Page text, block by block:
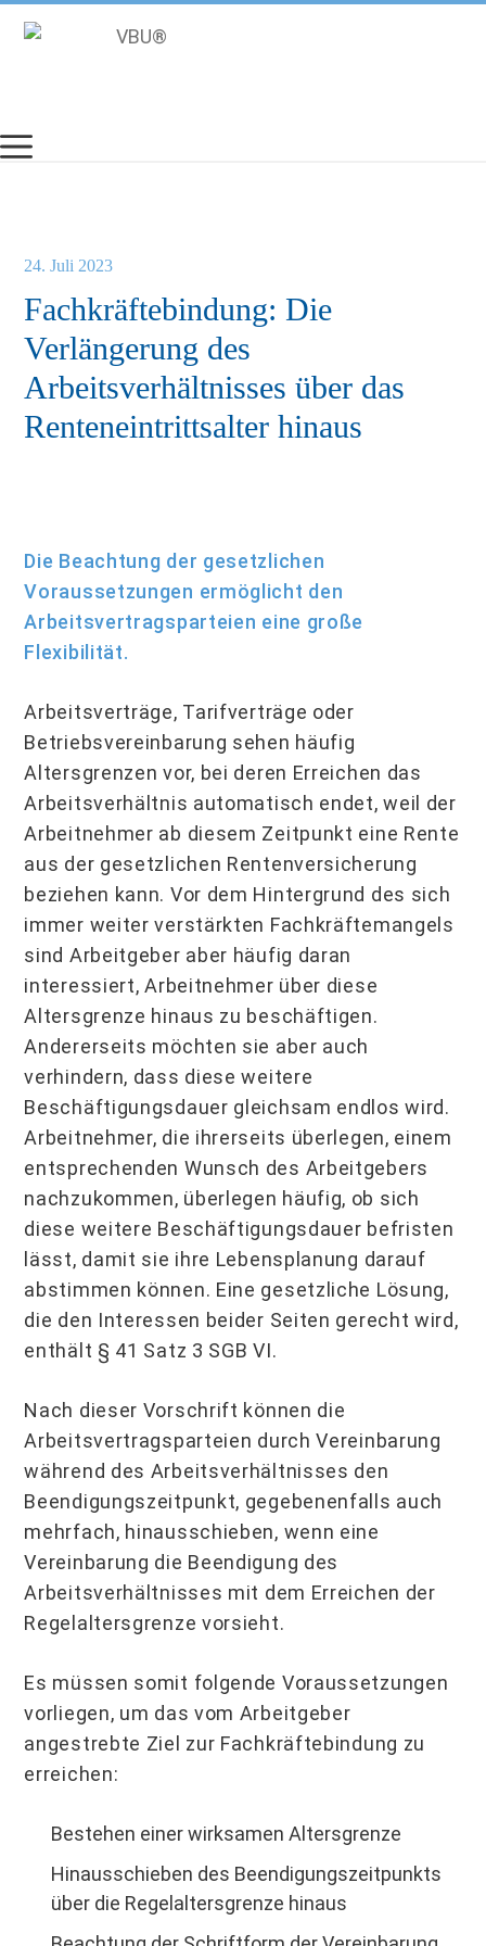
Inhalt
Fachkräftebindung: Die
Verlängerung des
Arbeitsverhältnisses über das
Renteneintrittsalter hinaus
24. Juli 2023
Die Beachtung der gesetzlichen
Voraussetzungen ermöglicht den
Arbeitsvertragsparteien eine große
Flexibilität.
Arbeitsverträge, Tarifverträge oder
Betriebsvereinbarung sehen häufig
Altersgrenzen vor, bei deren Erreichen das
Arbeitsverhältnis automatisch endet, weil der
Arbeitnehmer ab diesem Zeitpunkt eine Rente
aus der gesetzlichen Rentenversicherung
beziehen kann. Vor dem Hintergrund des sich
immer weiter verstärkten Fachkräftemangels
sind Arbeitgeber aber häufig daran
interessiert, Arbeitnehmer über diese
Altersgrenze hinaus zu beschäftigen.
Andererseits möchten sie aber auch
verhindern, dass diese weitere
Beschäftigungsdauer gleichsam endlos wird.
Arbeitnehmer, die ihrerseits überlegen, einem
entsprechenden Wunsch des Arbeitgebers
nachzukommen, überlegen häufig, ob sich
diese weitere Beschäftigungsdauer befristen
lässt, damit sie ihre Lebensplanung darauf
abstimmen können. Eine gesetzliche Lösung,
die den Interessen beider Seiten gerecht wird,
enthält § 41 Satz 3 SGB VI.
Nach dieser Vorschrift können die
Arbeitsvertragsparteien durch Vereinbarung
während des Arbeitsverhältnisses den
Beendigungszeitpunkt, gegebenenfalls auch
mehrfach, hinausschieben, wenn eine
Vereinbarung die Beendigung des
Arbeitsverhältnisses mit dem Erreichen der
Regelaltersgrenze vorsieht.
Es müssen somit folgende Voraussetzungen
vorliegen, um das vom Arbeitgeber
angestrebte Ziel zur Fachkräftebindung zu
erreichen:
Bestehen einer wirksamen Altersgrenze
Hinausschieben des Beendigungszeitpunkts
über die Regelaltersgrenze hinaus